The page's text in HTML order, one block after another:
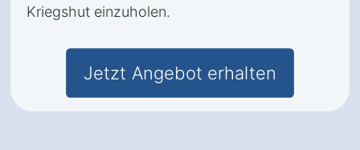
Kriegshut einzuholen.
Jetzt Angebot erhalten